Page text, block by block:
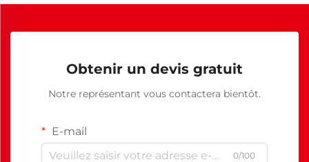
Obtenir un devis gratuit
Notre représentant vous contactera bientôt.
E-mail
0/100